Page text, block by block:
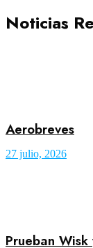
Noticias
Aerobreves
27 julio, 2026
Prueban